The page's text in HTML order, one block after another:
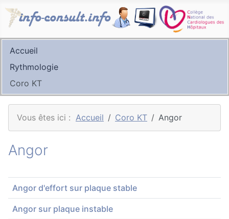
Accueil
Rythmologie
Coro KT
Vous êtes ici : Accueil Coro KT Angor
Angor
Titre
Angor d'effort sur plaque stable
Angor sur plaque instable